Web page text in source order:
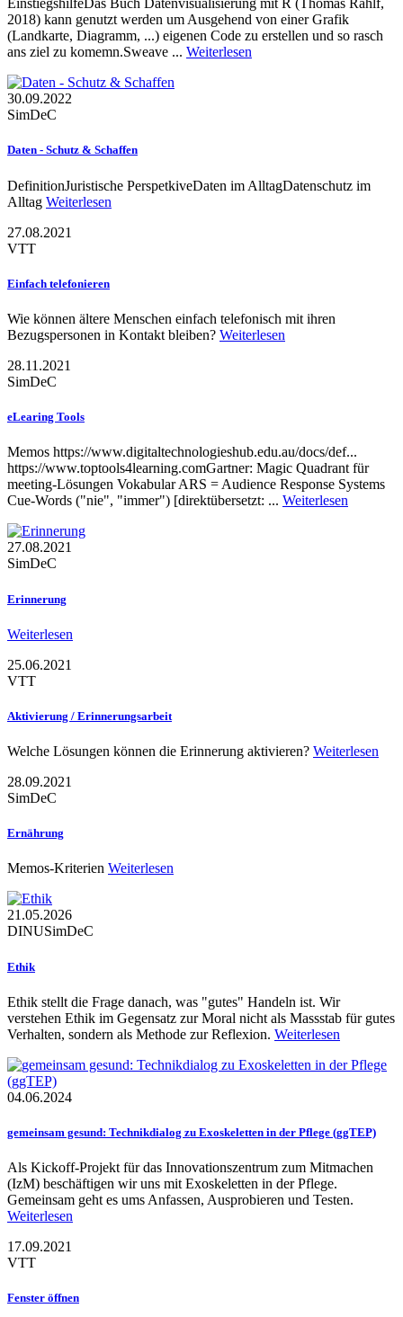
EinstiegshilfeDas Buch Datenvisualisierung mit R (Thomas Rahlf,
2018) kann genutzt werden um Ausgehend von einer Grafik
(Landkarte, Diagramm, ...) eigenen Code zu erstellen und so rasch
ans ziel zu komemn.Sweave ... Weiterlesen
30.09.2022
SimDeC
Daten - Schutz & Schaffen
DefinitionJuristische PerspetkiveDaten im AlltagDatenschutz im
Alltag Weiterlesen
27.08.2021
VTT
Einfach telefonieren
Wie können ältere Menschen einfach telefonisch mit ihren
Bezugspersonen in Kontakt bleiben? Weiterlesen
28.11.2021
SimDeC
eLearing Tools
Memos https://www.digitaltechnologieshub.edu.au/docs/def...
https://www.toptools4learning.comGartner: Magic Quadrant für
meeting-Lösungen Vokabular ARS = Audience Response Systems
Cue-Words ("nie", "immer") [direktübersetzt: ... Weiterlesen
27.08.2021
SimDeC
Erinnerung
Weiterlesen
25.06.2021
VTT
Aktivierung / Erinnerungsarbeit
Welche Lösungen können die Erinnerung aktivieren? Weiterlesen
28.09.2021
SimDeC
Ernährung
Memos-Kriterien Weiterlesen
21.05.2026
DINUSimDeC
Ethik
Ethik stellt die Frage danach, was "gutes" Handeln ist. Wir
verstehen Ethik im Gegensatz zur Moral nicht als Massstab für gutes
Verhalten, sondern als Methode zur Reflexion. Weiterlesen
04.06.2024
gemeinsam gesund: Technikdialog zu Exoskeletten in der Pflege (ggTEP)
Als Kickoff-Projekt für das Innovationszentrum zum Mitmachen
(IzM) beschäftigen wir uns mit Exoskeletten in der Pflege.
Gemeinsam geht es ums Anfassen, Ausprobieren und Testen.
Weiterlesen
17.09.2021
VTT
Fenster öffnen